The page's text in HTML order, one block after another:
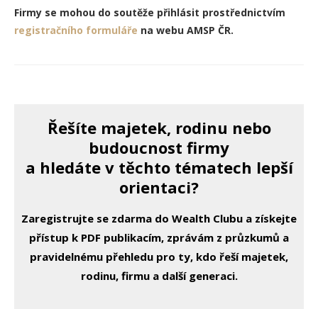
Firmy se mohou do soutěže přihlásit prostřednictvím
registračního formuláře na webu AMSP ČR.
Řešíte majetek, rodinu nebo
budoucnost firmy
a hledáte v těchto tématech lepší
orientaci?
Zaregistrujte se zdarma do Wealth Clubu a získejte
přístup k PDF publikacím, zprávám z průzkumů a
pravidelnému přehledu pro ty, kdo řeší majetek,
rodinu, firmu a další generaci.